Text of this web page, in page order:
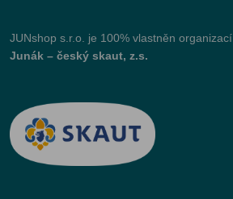
JUNshop s.r.o.
je 100% vlastněn organizací
Junák – český skaut, z.s.